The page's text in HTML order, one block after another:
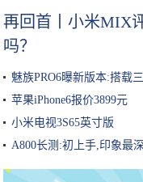
再回首丨小米MIX
吗？
魅族PRO6曝新版本:搭载
苹果iPhone6报价3899元
小米电视3S65英寸版
A800长测:初上手,印象最